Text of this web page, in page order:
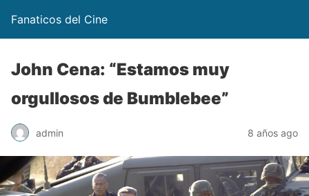
Fanaticos del Cine
John Cena: “Estamos muy
orgullosos de Bumblebee”
admin 8 años ago